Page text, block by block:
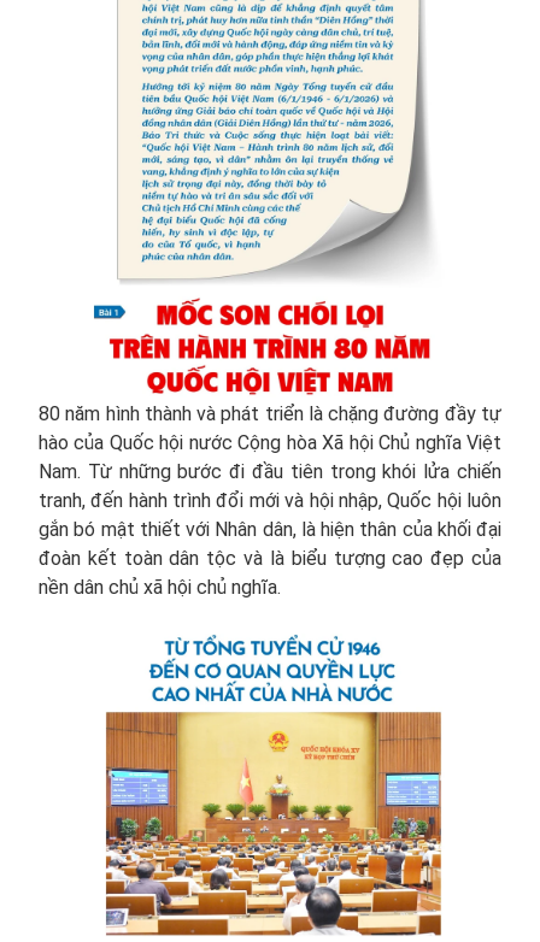
80 năm hình thành và phát triển là chặng đường đầy tự
hào của Quốc hội nước Cộng hòa Xã hội Chủ nghĩa Việt
Nam. Từ những bước đi đầu tiên trong khói lửa chiến
tranh, đến hành trình đổi mới và hội nhập, Quốc hội luôn
gắn bó mật thiết với Nhân dân, là hiện thân của khối đại
đoàn kết toàn dân tộc và là biểu tượng cao đẹp của
nền dân chủ xã hội chủ nghĩa.